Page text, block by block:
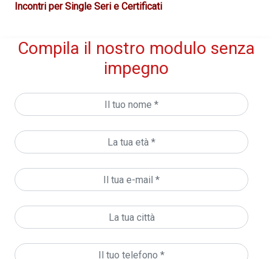
Incontri per Single Seri e Certificati
Compila il nostro modulo senza
impegno